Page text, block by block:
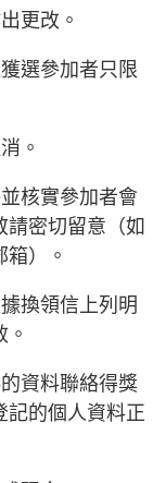
更改。
選參加者只限
。
核實參加者會
請密切留意（如
）。
換領信上列明
資料聯絡得獎
記的個人資料正